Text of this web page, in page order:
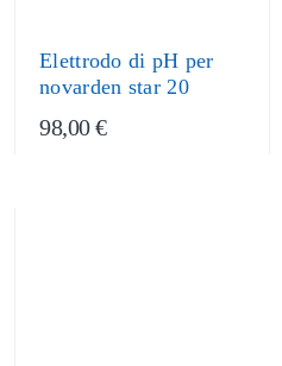
Elettrodo di pH per
novarden star 20
98,00 €